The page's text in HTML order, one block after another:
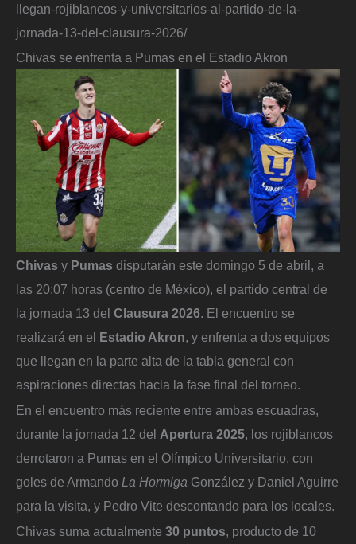
llegan-rojiblancos-y-universitarios-al-partido-de-la-
jornada-13-del-clausura-2026/
Chivas se enfrenta a Pumas en el Estadio Akron
Chivas y Pumas disputarán este domingo 5 de abril, a
las 20:07 horas (centro de México), el partido central de
la jornada 13 del Clausura 2026. El encuentro se
realizará en el Estadio Akron, y enfrenta a dos equipos
que llegan en la parte alta de la tabla general con
aspiraciones directas hacia la fase final del torneo.
En el encuentro más reciente entre ambas escuadras,
durante la jornada 12 del Apertura 2025, los rojiblancos
derrotaron a Pumas en el Olímpico Universitario, con
goles de Armando La Hormiga González y Daniel Aguirre
para la visita, y Pedro Vite descontando para los locales.
Chivas suma actualmente 30 puntos , producto de 10